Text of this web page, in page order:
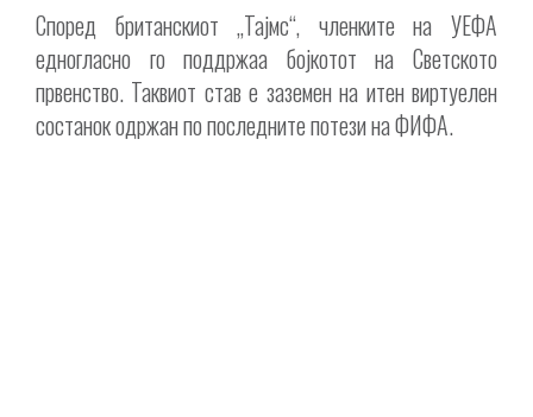
Според британскиот „Тајмс“, членките на УЕФА
едногласно го поддржаа бојкотот на Светското
првенство. Таквиот став е заземен на итен виртуелен
состанок одржан по последните потези на ФИФА.